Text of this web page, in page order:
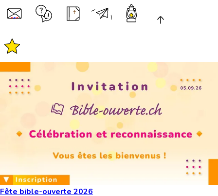
Fête bible-ouverte 2026